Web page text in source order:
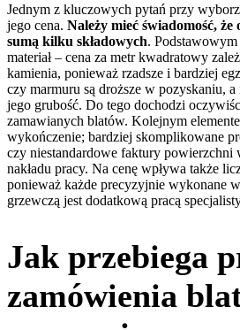
Jednym z kluczowych pytań przy
jego cena. Należy mieć świadomość, że
sumą kilku składowych.
materiał – cena za metr kwadratowy
kamienia, ponieważ rzadsze i bardziej
czy marmuru są droższe w pozyskaniu,
jego grubość. Do tego dochodzi
zamawianych blatów. Kolejnym
wykończenie; bardziej skomplikowane
czy niestandardowe faktury powierzchni
nakładu pracy. Na cenę wpływa także
ponieważ każde precyzyjnie wykonane
grzewczą jest dodatkową pracą
Jak przebiega
zamówienia